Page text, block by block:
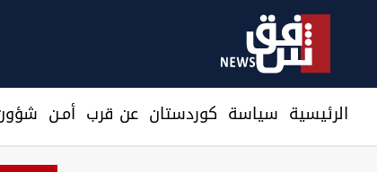
الرئيسية سیاسة كوردستان عن قرب أمـن